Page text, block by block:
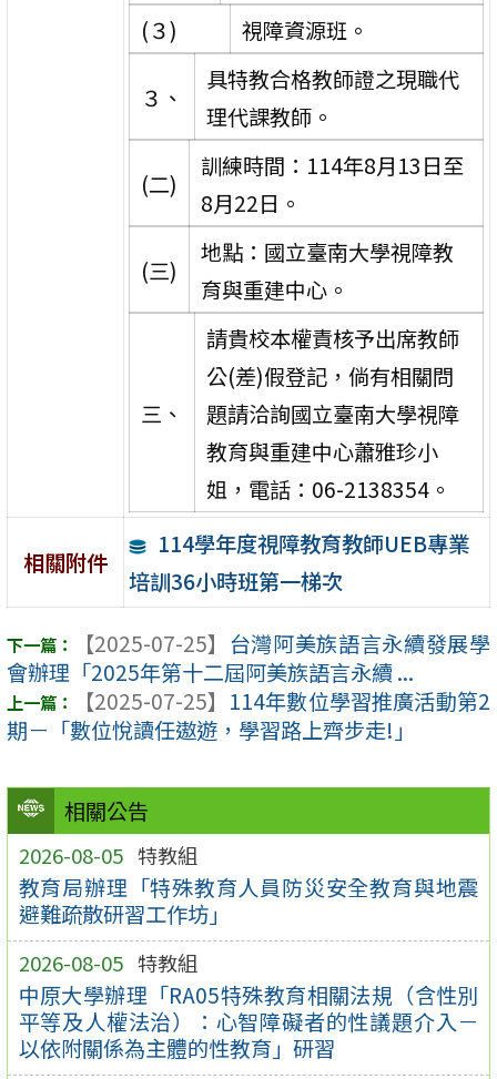
相關公告
2026-08-05 特教組
教育局辦理「特殊教育人員防災安全教育與地震
避難疏散研習工作坊」
2026-08-05 特教組
中原大學辦理「RA05特殊教育相關法規（含性別
平等及人權法治）：心智障礙者的性議題介入－
以依附關係為主體的性教育」研習
(３)
視障資源班。
３、
具特教合格教師證之現職代
理代課教師。
(二)
訓練時間：114年8月13日至
8月22日。
(三)
地點：國立臺南大學視障教
育與重建中心。
三、
請貴校本權責核予出席教師
公(差)假登記，倘有相關問
題請洽詢國立臺南大學視障
教育與重建中心蕭雅珍小
姐，電話：06-2138354。
相關附件
114學年度視障教育教師UEB專業
培訓36小時班第一梯次
【2025-07-25】 台灣阿美族語言永續發展學
會辦理「2025年第十二屆阿美族語言永續 ...
【2025-07-25】 114年數位學習推廣活動第2
期－「數位悅讀任遨遊，學習路上齊步走!」